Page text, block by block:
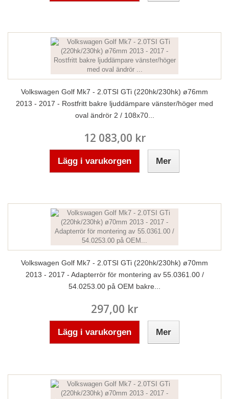
Volkswagen Golf Mk7 - 2.0TSI GTi (220hk/230hk) ø76mm
2013 - 2017 - Rostfritt bakre ljuddämpare vänster/höger med
oval ändrör 2 / 108x70...
12 083,00 kr
Lägg i varukorgen Mer
Volkswagen Golf Mk7 - 2.0TSI GTi (220hk/230hk) ø70mm
2013 - 2017 - Adapterrör för montering av 55.0361.00 /
54.0253.00 på OEM bakre...
297,00 kr
Lägg i varukorgen Mer